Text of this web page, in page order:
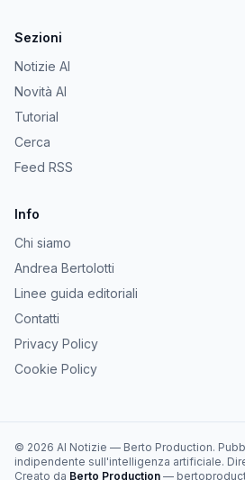
Sezioni
Notizie AI
Novità AI
Tutorial
Cerca
Feed RSS
Info
Chi siamo
Andrea Bertolotti
Linee guida editoriali
Contatti
Privacy Policy
Cookie Policy
© 2026 AI Notizie — Berto Production.
indipendente sull'intelligenza artificiale.
Creato da Berto Production —